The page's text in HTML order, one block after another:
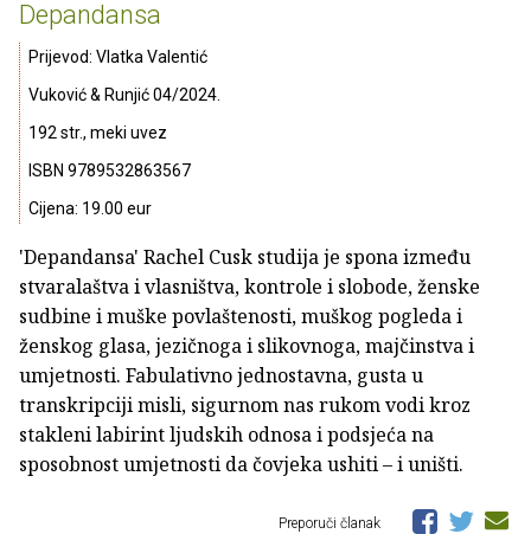
Depandansa
Prijevod: Vlatka Valentić
Vuković & Runjić 04/2024.
192 str., meki uvez
ISBN 9789532863567
Cijena: 19.00 eur
'Depandansa' Rachel Cusk studija je spona između
stvaralaštva i vlasništva, kontrole i slobode, ženske
sudbine i muške povlaštenosti, muškog pogleda i
ženskog glasa, jezičnoga i slikovnoga, majčinstva i
umjetnosti. Fabulativno jednostavna, gusta u
transkripciji misli, sigurnom nas rukom vodi kroz
stakleni labirint ljudskih odnosa i podsjeća na
sposobnost umjetnosti da čovjeka ushiti – i uništi.
Preporuči članak